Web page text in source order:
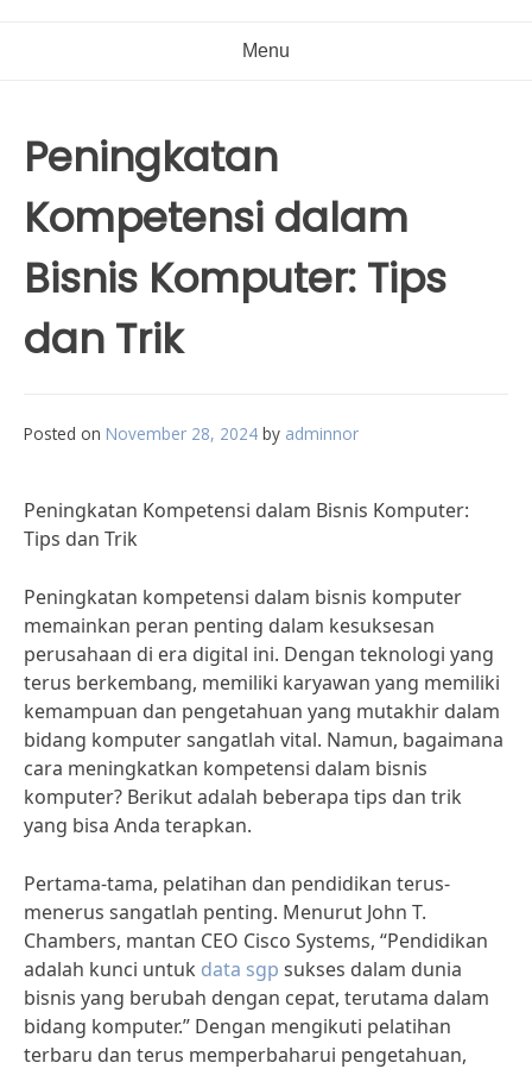
Menu
Peningkatan
Kompetensi dalam
Bisnis Komputer: Tips
dan Trik
Posted on November 28, 2024 by adminnor
Peningkatan Kompetensi dalam Bisnis Komputer:
Tips dan Trik
Peningkatan kompetensi dalam bisnis komputer
memainkan peran penting dalam kesuksesan
perusahaan di era digital ini. Dengan teknologi yang
terus berkembang, memiliki karyawan yang memiliki
kemampuan dan pengetahuan yang mutakhir dalam
bidang komputer sangatlah vital. Namun, bagaimana
cara meningkatkan kompetensi dalam bisnis
komputer? Berikut adalah beberapa tips dan trik
yang bisa Anda terapkan.
Pertama-tama, pelatihan dan pendidikan terus-
menerus sangatlah penting. Menurut John T.
Chambers, mantan CEO Cisco Systems, “Pendidikan
adalah kunci untuk data sgp sukses dalam dunia
bisnis yang berubah dengan cepat, terutama dalam
bidang komputer.” Dengan mengikuti pelatihan
terbaru dan terus memperbaharui pengetahuan,